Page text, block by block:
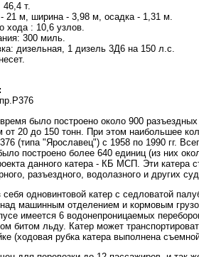
т.
21 м, ширина - 3,98 м, осадка - 1,31 м.
хода : 10,6 узлов.
300 миль.
дизельная, 1 дизель 3Д6 на 150 л.с.
было построено около 900 разъездных
20 до 150 тонн. При этом наибольшее
(типа "Ярославец") с 1958 по 1990 гг.
построено более 640 единиц (из них
данного катера - КБ МСП. Эти катера
разъездного, водолазного и других
себя одновинтовой катер с седловатой
машинным отделением и кормовым
имеется 6 водонепроницаемых
битом льду. Катер может
(ходовая рубка катера выполнена